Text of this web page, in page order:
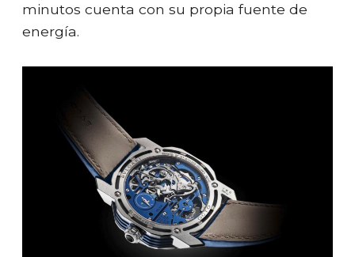
minutos cuenta con su propia fuente de
energía.